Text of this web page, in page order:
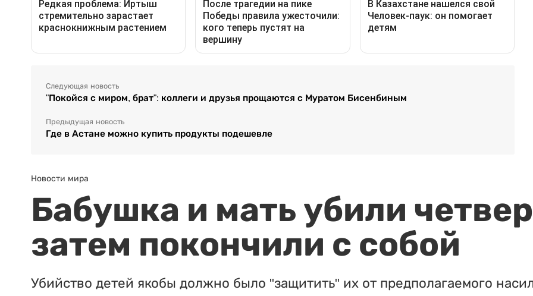
Следующая новость
"Покойся с миром, брат": коллеги и друзья прощаются с Муратом Бисенбиным
Предыдущая новость
Где в Астане можно купить продукты подешевле
Новости мира
Бабушка и мать убили
затем покончили с собой
Убийство детей якобы должно было "защитить" их от предполагаемого